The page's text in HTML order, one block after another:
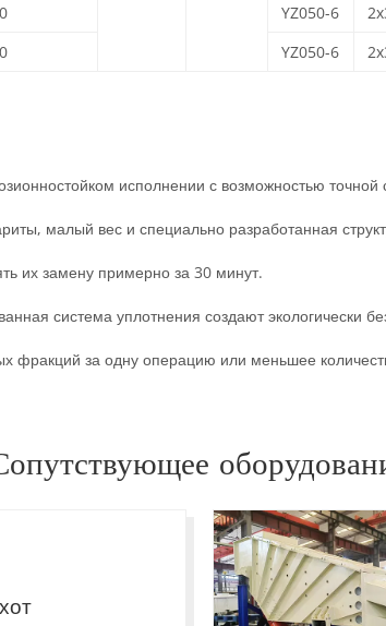
YZ050-6
YZ050-6
исполнении с возможностью
малый вес и специально разработанная
их замену примерно за 30 минут.
система уплотнения создают экологически
фракций за одну операцию или меньшее